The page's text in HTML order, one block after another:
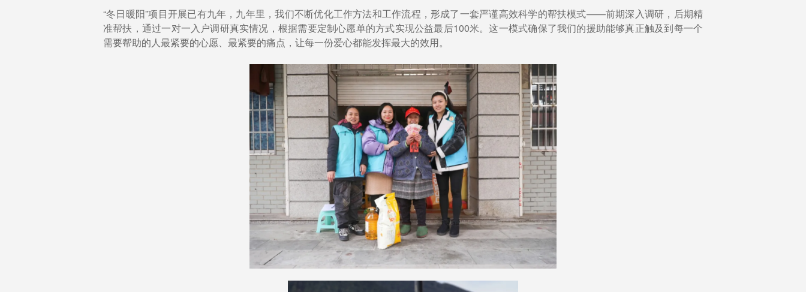
“冬日暖阳”项目开展已有九年，九年里，我们不断优化工作方法和工作流程，形成了一套严谨高效科学的帮扶模式——前期深入调研，后期精
准帮扶，通过一对一入户调研真实情况，根据需要定制心愿单的方式实现公益最后100米。这一模式确保了我们的援助能够真正触及到每一个
需要帮助的人最紧要的心愿、最紧要的痛点，让每一份爱心都能发挥最大的效用。